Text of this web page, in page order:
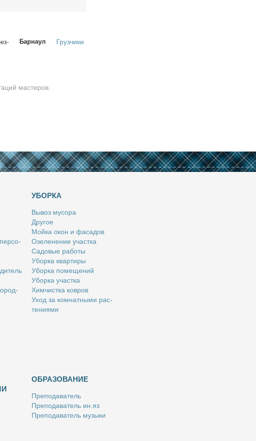
Барнаул Грузчики
мастеров.
УБОРКА
Вы­воз му­со­ра
Дру­гое
Мой­ка окон и фа­са­дов
Озе­ле­не­ние участ­ка
Са­до­вые ра­бо­ты
Убор­ка квар­ти­ры
Убор­ка по­ме­ще­ний
Убор­ка участ­ка
Хим­чист­ка ков­ров
Уход за ком­нат­ны­ми рас­
те­ни­я­ми
ОБРАЗОВАНИЕ
Пре­по­да­ва­тель
Пре­по­да­ва­тель ин.яз
Пре­по­да­ва­тель му­зы­ки